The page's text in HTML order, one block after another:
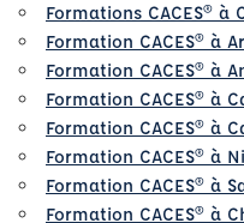
Formations CACES®
Formation CACES® à
Formation CACES® à
Formation CACES® à
Formation CACES® à
Formation CACES® à
Formation CACES® à
Formation CACES® à